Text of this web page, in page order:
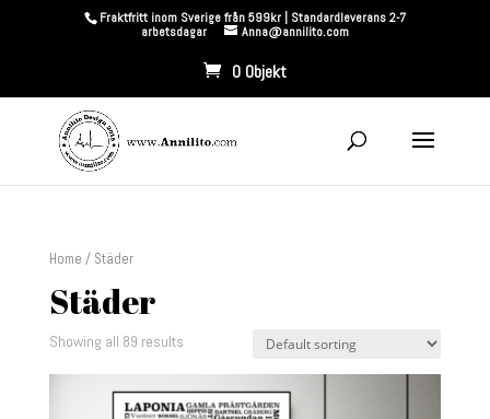
Fraktfritt inom Sverige från 599kr | Standardleverans 2-7
arbetsdagar
Anna@annilito.com
0 Objekt
Home / Städer
Städer
Showing all 89 results